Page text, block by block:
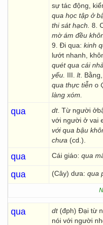
sự tác động,
qua học tập ở
thi sát hạch. 8.
mờ ám đều
9. Đi qua: kinh
lướt nhanh,
quét qua cái nhà
yếu. III. lt.
qua thực tiễn o
làng xóm.
qua dt. Từ người
với người ở vai
với qua bậu
chưa (cd.).
qua Cái giáo: qua
qua (Cây) dưa: qua
qua dt (đph) Đại từ
nói với người